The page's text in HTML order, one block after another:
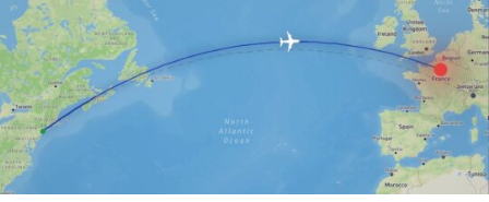
Facebook
Instagram